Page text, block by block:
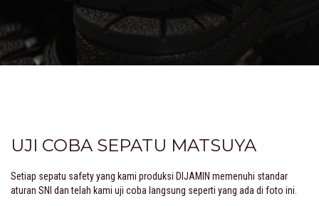
UJI COBA SEPATU MATSUYA
Setiap sepatu safety yang kami produksi DIJAMIN memenuhi standar
aturan SNI dan telah kami uji coba langsung seperti yang ada di foto ini.